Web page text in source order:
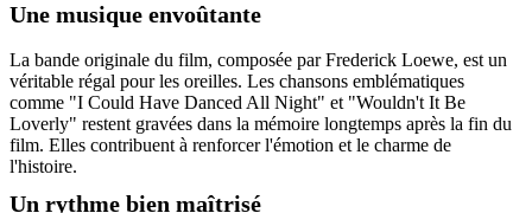
Une musique envoûtante
La bande originale du film, composée par Frederick Loewe, est un
véritable régal pour les oreilles. Les chansons emblématiques
comme "I Could Have Danced All Night" et "Wouldn't It Be
Loverly" restent gravées dans la mémoire longtemps après la fin du
film. Elles contribuent à renforcer l'émotion et le charme de
l'histoire.
Un rythme bien maîtrisé